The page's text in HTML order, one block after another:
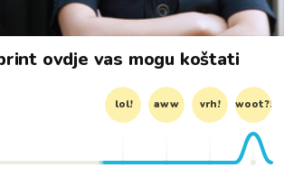
ovdje vas mogu koštati
lol! aww vrh! woot?!